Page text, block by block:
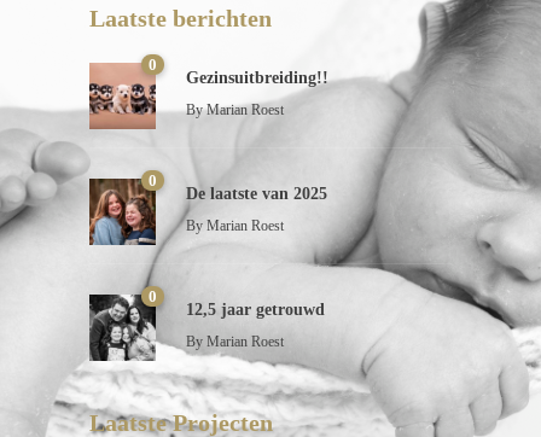
Laatste berichten
0
Gezinsuitbreiding!!
ByMarian Roest
0
De laatste van 2025
By Marian Roest
0
12,5 jaar getrouwd
By Marian Roest
Laatste Projecten